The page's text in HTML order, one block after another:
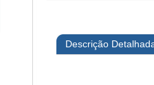
Descrição